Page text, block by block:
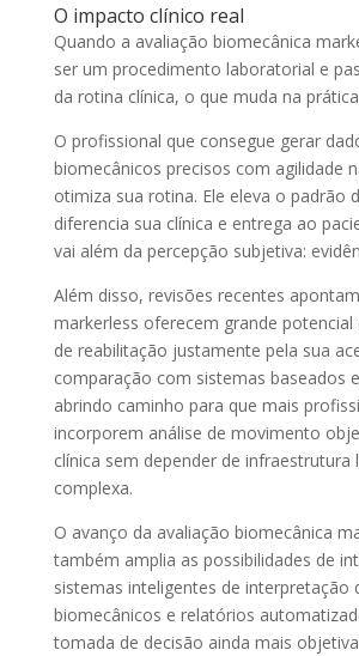
O impacto clínico real
Quando a avaliação biomecânica
ser um procedimento laboratorial e
da rotina clínica, o que muda na
O profissional que consegue gerar
biomecânicos precisos com agilidade
otimiza sua rotina. Ele eleva o padrão
diferencia sua clínica e entrega ao
vai além da percepção subjetiva:
Além disso, revisões recentes
markerless oferecem grande
de reabilitação justamente pela sua
comparação com sistemas baseados
abrindo caminho para que mais
incorporem análise de movimento
clínica sem depender de infraestrutura
complexa.
O avanço da avaliação biomecânica
também amplia as possibilidades de
sistemas inteligentes de interpretação
biomecânicos e relatórios
tomada de decisão ainda mais